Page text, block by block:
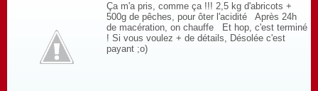
Ça m'a pris, comme ça !!! 2,5 kg d'abricots +
500g de pêches, pour ôter l'acidité Après 24h
de macération, on chauffe Et hop, c'est terminé
! Si vous voulez + de détails, Désolée c'est
payant ;o)